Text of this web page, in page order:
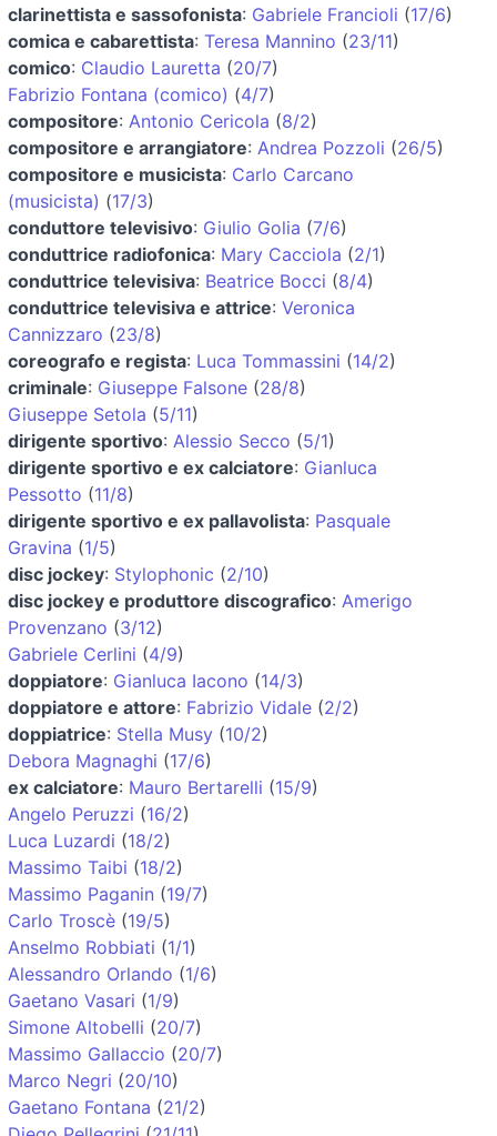
clarinettista e sassofonista: Gabriele Francioli (17/6)
comica e cabarettista: Teresa Mannino (23/11)
comico: Claudio Lauretta (20/7)
Fabrizio Fontana (comico) (4/7)
compositore: Antonio Cericola (8/2)
compositore e arrangiatore: Andrea Pozzoli (26/5)
compositore e musicista: Carlo Carcano
(musicista) (17/3)
conduttore televisivo: Giulio Golia (7/6)
conduttrice radiofonica: Mary Cacciola (2/1)
conduttrice televisiva: Beatrice Bocci (8/4)
conduttrice televisiva e attrice: Veronica
Cannizzaro (23/8)
coreografo e regista: Luca Tommassini (14/2)
criminale: Giuseppe Falsone (28/8)
Giuseppe Setola (5/11)
dirigente sportivo: Alessio Secco (5/1)
dirigente sportivo e ex calciatore: Gianluca
Pessotto (11/8)
dirigente sportivo e ex pallavolista: Pasquale
Gravina (1/5)
disc jockey: Stylophonic (2/10)
disc jockey e produttore discografico: Amerigo
Provenzano (3/12)
Gabriele Cerlini (4/9)
doppiatore: Gianluca Iacono (14/3)
doppiatore e attore: Fabrizio Vidale (2/2)
doppiatrice: Stella Musy (10/2)
Debora Magnaghi (17/6)
ex calciatore: Mauro Bertarelli (15/9)
Angelo Peruzzi (16/2)
Luca Luzardi (18/2)
Massimo Taibi (18/2)
Massimo Paganin (19/7)
Carlo Troscè (19/5)
Anselmo Robbiati (1/1)
Alessandro Orlando (1/6)
Gaetano Vasari (1/9)
Simone Altobelli (20/7)
Massimo Gallaccio (20/7)
Marco Negri (20/10)
Gaetano Fontana (21/2)